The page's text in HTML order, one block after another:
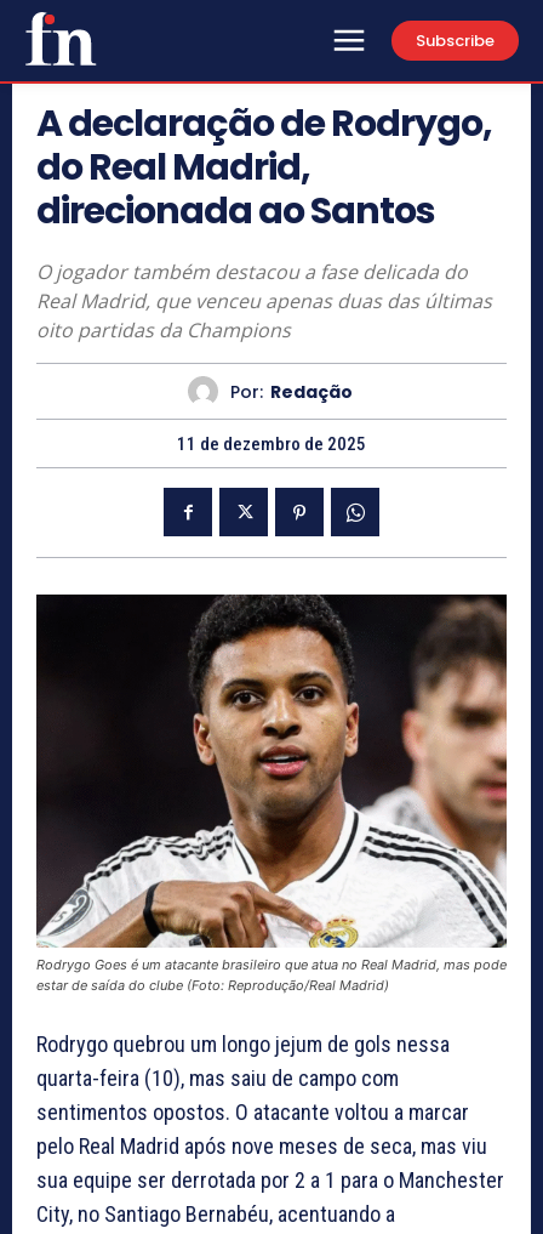
Subscribe
A declaração de Rodrygo,
do Real Madrid,
direcionada ao Santos
O jogador também destacou a fase delicada do
Real Madrid, que venceu apenas duas das últimas
oito partidas da Champions
Por: Redação
11 de dezembro de 2025
Rodrygo Goes é um atacante brasileiro que atua no Real Madrid, mas pode
estar de saída do clube (Foto: Reprodução/Real Madrid)
Rodrygo quebrou um longo jejum de gols nessa
quarta-feira (10), mas saiu de campo com
sentimentos opostos. O atacante voltou a marcar
pelo Real Madrid após nove meses de seca, mas viu
sua equipe ser derrotada por 2 a 1 para o Manchester
City, no Santiago Bernabéu, acentuando a